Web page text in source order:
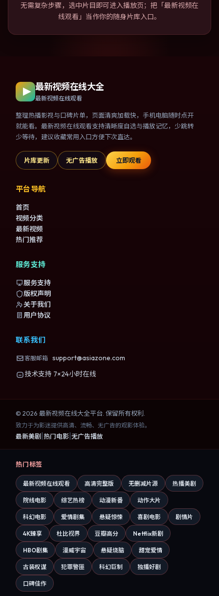
无需复杂步骤，选中片目即可进入播放页；把「最新视频在
线观看」当作你的随身片库入口。
最新视频在线大全
最新视频在线观看
整理热播影视与口碑片单，页面清爽加载快，手机电脑随时点开
就能看。最新视频在线观看支持清晰度自选与播放记忆，少跳转
少等待，建议收藏常用入口方便下次直达。
片库更新 无广告播放 立即观看
平台导航
首页
视频分类
最新视频
热门推荐
服务支持
服务支持
版权声明
关于我们
用户协议
联系我们
客服邮箱 support@asiazone.com
技术支持 7×24小时在线
© 2026 最新视频在线大全平台. 保留所有权利.
致力于为影迷提供高清、流畅、无广告的观影体验。
最新美剧 热门电影 无广告播放
热门标签
最新视频在线观看 高清完整版 无删减片源 热播美剧
院线电影 综艺热榜 动漫新番 动作大片
科幻电影 爱情剧集 悬疑惊悚 喜剧电影 剧情片
4K臻享 杜比视界 豆瓣高分 Netflix新剧
HBO剧集 漫威宇宙 悬疑烧脑 甜宠爱情
古装权谋 犯罪警匪 科幻巨制 独播好剧
口碑佳作